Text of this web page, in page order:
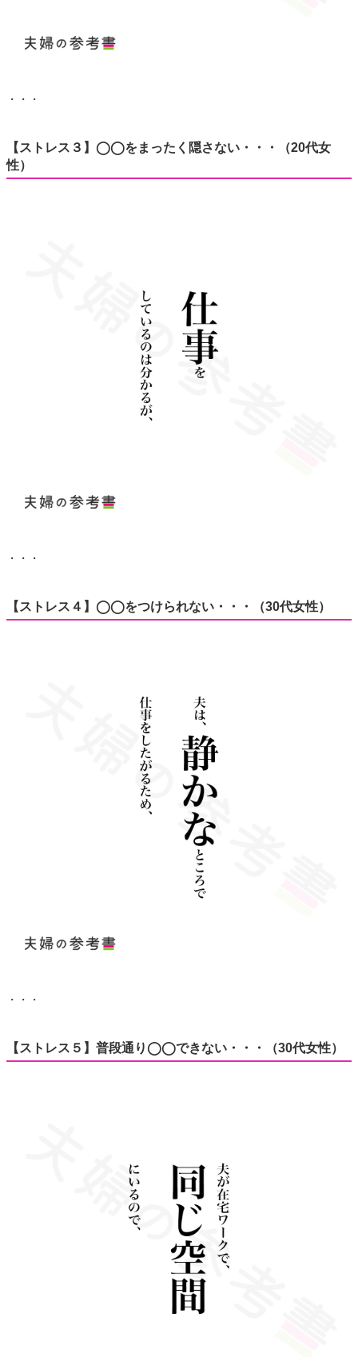
・・・
【ストレス３】◯◯をまったく隠さない・・・（20代女
性）
・・・
【ストレス４】◯◯をつけられない・・・（30代女性）
・・・
【ストレス５】普段通り◯◯できない・・・（30代女性）